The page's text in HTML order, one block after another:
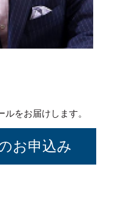
をお届けします。
お申込み